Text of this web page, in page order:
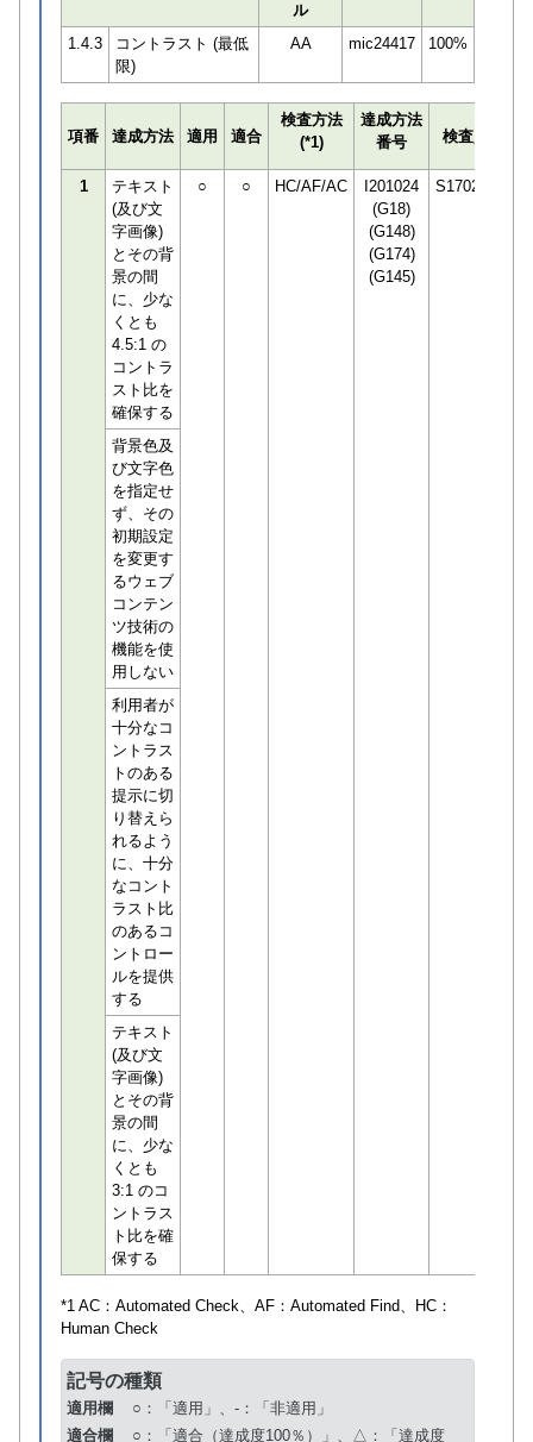
ル
1.4.3
コントラスト (最低
限)
AA mic24417 100%
項番 達成方法 適用 適合
検査方法
(*1)
達成方法
番号
検査員
1
テキスト
(及び文
字画像)
とその背
景の間
に、少な
くとも
4.5:1 の
コントラ
スト比を
確保する
○ ○ HC/AF/AC
I201024
(G18)
(G148)
(G174)
(G145)
S170294
背景色及
び文字色
を指定せ
ず、その
初期設定
を変更す
るウェブ
コンテン
ツ技術の
機能を使
用しない
利用者が
十分なコ
ントラス
トのある
提示に切
り替えら
れるよう
に、十分
なコント
ラスト比
のあるコ
ントロー
ルを提供
する
テキスト
(及び文
字画像)
とその背
景の間
に、少な
くとも
3:1 のコ
ントラス
ト比を確
保する
*1 AC： Automated Check、AF： Automated Find、HC：
Human Check
記号の種類
適用欄
○：「適用」、-：「非適用」
適合欄
○：「適合（達成度100％）」、△：「達成度